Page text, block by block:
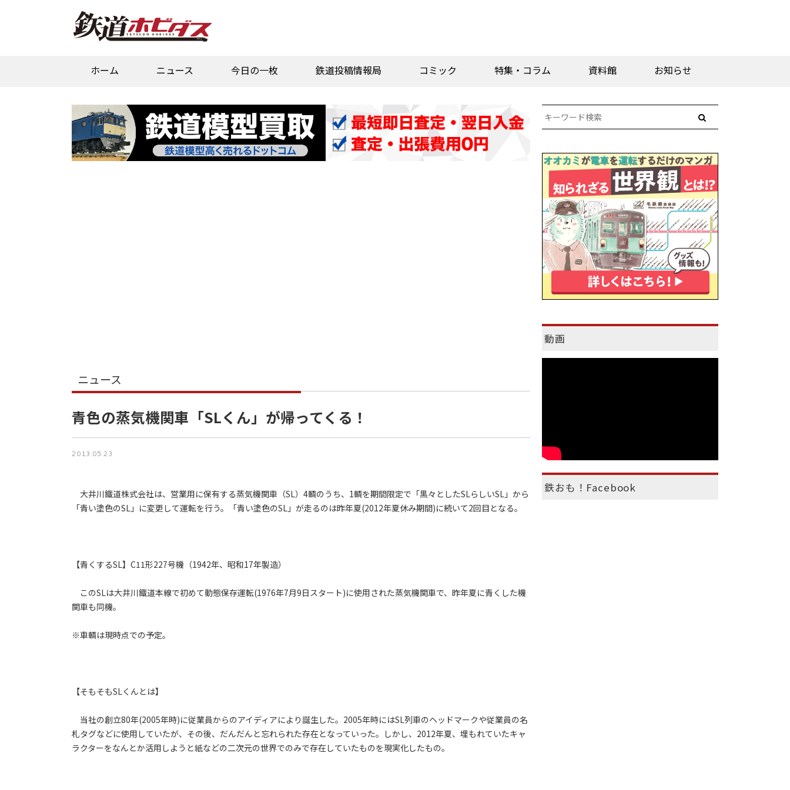
ホーム ニュース 今日の一枚 鉄道投稿情報局 コミック 特集・コラム 資料館 お知らせ
ニュース
青色の蒸気機関車「SLくん」が帰ってくる！
2013.05.23
大井川鐵道株式会社は、営業用に保有する蒸気機関車（SL）4輌のうち、1輌を期間限定で「黒々としたSLらしいSL」から
「青い塗色のSL」に変更して運転を行う。「青い塗色のSL」が走るのは昨年夏(2012年夏休み期間)に続いて2回目となる。
【青くするSL】C11形227号機（1942年、昭和17年製造）
このSLは大井川鐵道本線で初めて動態保存運転(1976年7月9日スタート)に使用された蒸気機関車で、昨年夏に青くした機
関車も同機。
※車輌は現時点での予定。
【そもそもSLくんとは】
当社の創立80年(2005年時)に従業員からのアイディアにより誕生した。2005年時にはSL列車のヘッドマークや従業員の名
札タグなどに使用していたが、その後、だんだんと忘れられた存在となっていった。しかし、2012年夏、埋もれていたキャ
ラクターをなんとか活用しようと紙などの二次元の世界でのみで存在していたものを現実化したもの。
動画
鉄おも！Facebook